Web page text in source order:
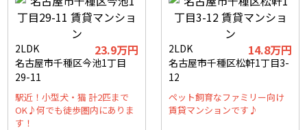
2LDK 23.9万円
名古屋市千種区今池1丁目
29-11
駅近！小型犬・猫 計2匹まで
OK♪何でも徒歩圏内にありま
す！
2LDK 14.8万円
名古屋市千種区松軒1丁目3-
12
ペット飼育なファミリー向け
賃貸マンションです♪